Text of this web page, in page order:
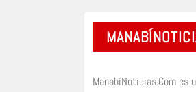
ManabíNoticias.Com es